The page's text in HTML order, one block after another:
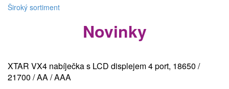
Široký sortiment
Novinky
XTAR VX4 nabíječka s LCD displejem 4 port, 18650 /
21700 / AA / AAA